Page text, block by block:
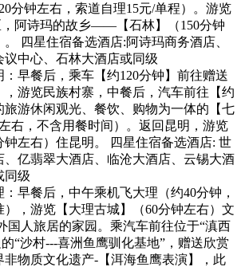
分钟左右，索道自理15元/单程）。游览
阿诗玛的故乡——【石林】（150分钟
四星住宿备选酒店:阿诗玛商务酒店、
议中心、石林大酒店或同级
早餐后，乘车【约120分钟】前往赠送
游览民族村寨，中餐后，汽车前往【约
旅游休闲观光、餐饮、购物为一体的【七
右，不含用餐时间）。返回昆明，游览
钟左右）住昆明。 四星住宿备选酒店: 世
、亿翡翠大酒店、临沧大酒店、云锡大酒
同级
早餐后，中午乘机飞大理（约40分钟，
，游览【大理古城】（60分钟左右）文
国人旅居的家园。乘汽车前往位于“滇西
“沙村---喜洲鱼鹰驯化基地”，赠送欣赏
物质文化遗产-【洱海鱼鹰表演】，此